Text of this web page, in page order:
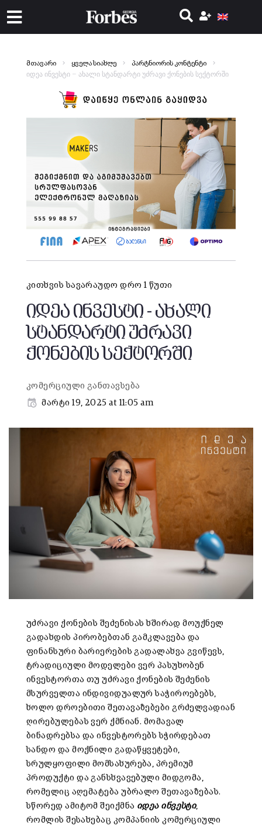
მთავარი ყველა სიახლე პარტნიორის კონტენტი
იდეა ინვესტი – ახალი სტანდარტი უძრავი ქონების სექტორში
კითხვის სავარაუდო დრო 1 წუთი
იდეა ინვესტი - ახალი
სტანდარტი უძრავი
ქონების სექტორში
კომერციული განთავსება
მარტი 19, 2025 at 11:05 am
უძრავი ქონების შეძენისას ხშირად მოუქნელ
გადახდის პირობებთან გამკლავება და
ფინანსური ბარიერების გადალახვა გვიწევს,
ტრადიციული მოდელები ვერ პასუხობენ
ინვესტორთა თუ უძრავი ქონების შეძენის
მსურველთა ინდივიდუალურ საჭიროებებს,
ხოლო დროებითი შეთავაზებები გრძელვადიან
ღირებულებას ვერ ქმნიან. მომავალ
ბინადრებსა და ინვესტორებს სჭირდებათ
სანდო და მოქნილი გადაწყვეტები,
სრულყოფილი მომსახურება, პრემიუმ
პროდუქტი და განსხვავებული მიდგომა,
რომელიც აღემატება უბრალო შეთავაზებას.
სწორედ ამიტომ შეიქმნა იდეა ინვესტი,
რომლის შესახებაც კომპანიის კომერციული